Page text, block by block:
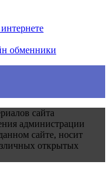
обменники
сайта
администрации
сайте, носит
открытых